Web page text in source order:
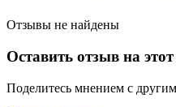
Отзывы не найдены
Оставить отзыв на
Поделитесь мнением с